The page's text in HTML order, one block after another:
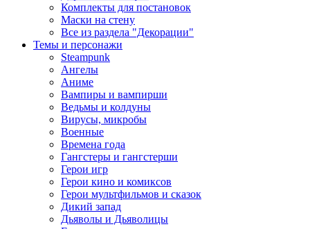
Комплекты для постановок
Маски на стену
Все из раздела "Декорации"
Темы и персонажи
Steampunk
Ангелы
Аниме
Вампиры и вампирши
Ведьмы и колдуны
Вирусы, микробы
Военные
Времена года
Гангстеры и гангстерши
Герои игр
Герои кино и комиксов
Герои мультфильмов и сказок
Дикий запад
Дьяволы и Дьяволицы